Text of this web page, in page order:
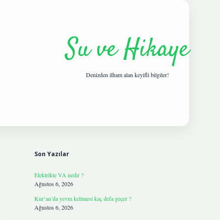
Su ve Hikaye
Denizden ilham alan keyifli bilgiler!
Son Yazılar
Elektrikte VA nedir ?
Ağustos 6, 2026
Kur’an’da yevm kelimesi kaç defa geçer ?
Ağustos 6, 2026